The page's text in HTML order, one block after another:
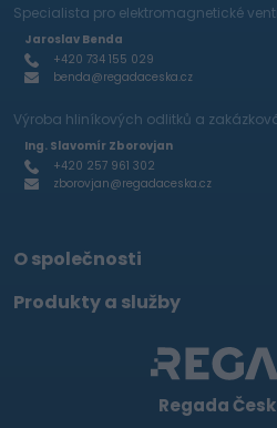
Regada
Specialista pro elektromagnetické
Jaroslav Benda
+420 734 155 029
benda@regadaceska.cz
Výroba hliníkových odlitků a
Ing. Slavomír Zborovjan
+420 257 961 302
zborovjan@regadaceska.cz
O společnosti
Produkty a služby